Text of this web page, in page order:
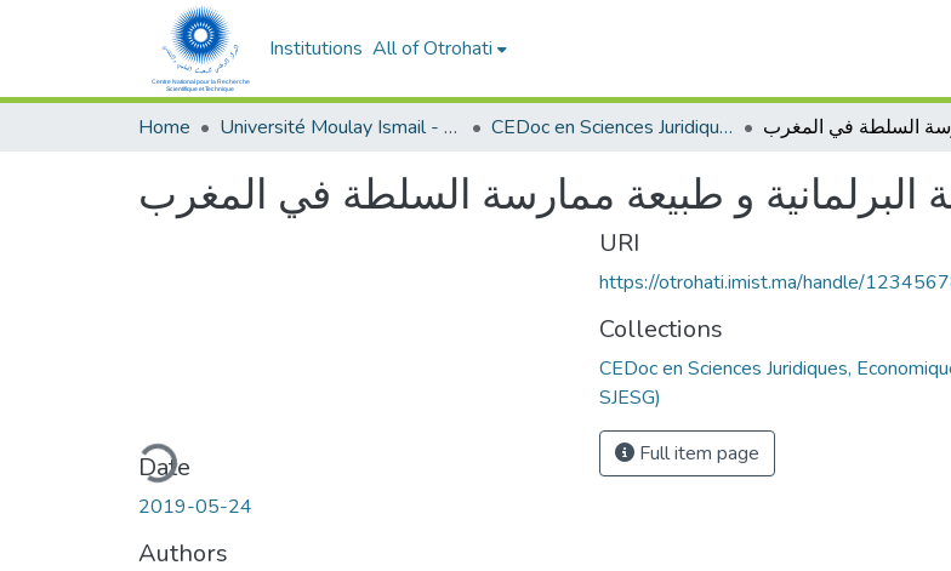
Institutions All of Otrohati
Home Université Moulay Ismail - Meknès CEDoc en Sciences Juridiques, Economiques, Sociales et de Gestion (CED - SJESG)
البرلمانية و طبيعة ممارسة السلطة في المغرب
Loading...
Date
2019-05-24
Authors
URI
https://otrohati.imist.ma/handle/
Collections
CEDoc en Sciences Juridiques,
SJESG)
Full item page